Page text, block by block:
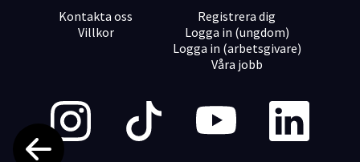
Kontakta oss
Villkor
Registrera dig
Logga in (ungdom)
Logga in (arbetsgivare)
Våra jobb